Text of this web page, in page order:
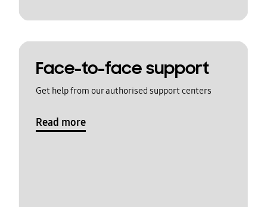
Face-to-face support
Get help from our authorised support centers
Read more